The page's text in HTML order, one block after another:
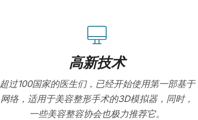
高新技术
超过100国家的医生们，已经开始使用第一部基于
网络，适用于美容整形手术的3D模拟器，同时，
一些美容整容协会也极力推荐它。